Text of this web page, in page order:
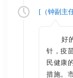
[（钟副主
好
针，疫
民健康
措施。